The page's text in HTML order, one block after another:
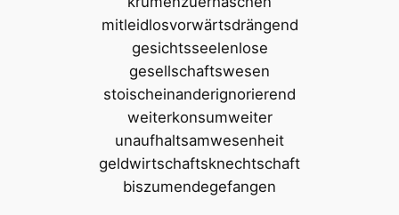
mitleidlosvorwärtsdrängend
gesichtsseelenlose
gesellschaftswesen
stoischeinanderignorierend
weiterkonsumweiter
unaufhaltsamwesenheit
geldwirtschaftsknechtschaft
biszumendegefangen